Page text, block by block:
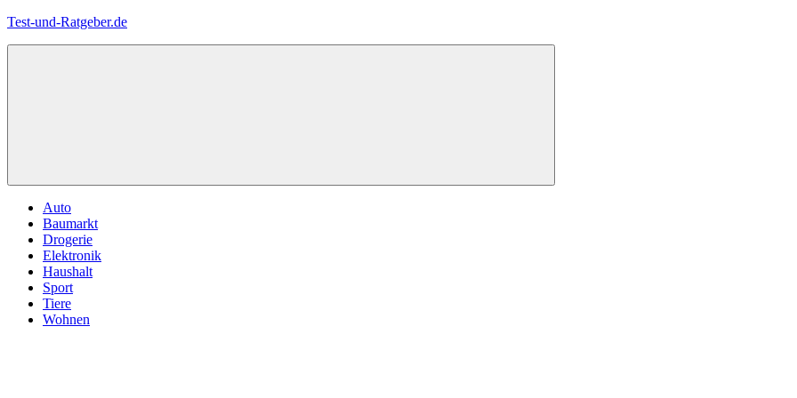
Zum
Test-und-Ratgeber.de
Menü
Auto
Baumarkt
Drogerie
Elektronik
Haushalt
Sport
Tiere
Wohnen